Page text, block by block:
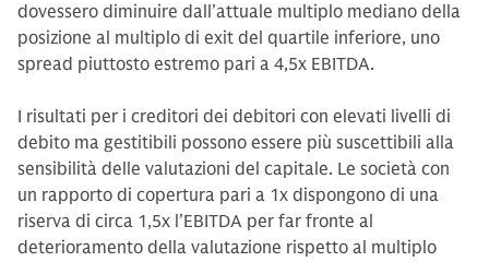
dovessero diminuire dall’attuale multiplo mediano della
posizione al multiplo di exit del quartile inferiore, uno
spread piuttosto estremo pari a 4,5x EBITDA.
I risultati per i creditori dei debitori con elevati livelli di
debito ma gestitibili possono essere più suscettibili alla
sensibilità delle valutazioni del capitale. Le società con
un rapporto di copertura pari a 1x dispongono di una
riserva di circa 1,5x l’EBITDA per far fronte al
deterioramento della valutazione rispetto al multiplo